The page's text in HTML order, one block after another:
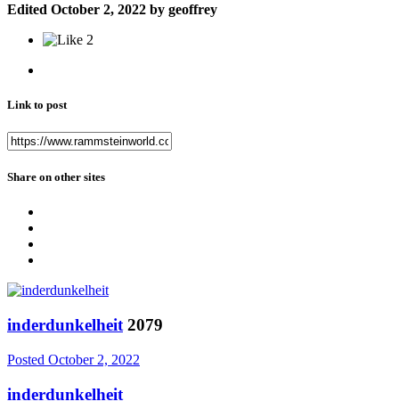
Edited October 2, 2022 by geoffrey
2
Link to post
Share on other sites
inderdunkelheit 2079
Posted October 2, 2022
inderdunkelheit